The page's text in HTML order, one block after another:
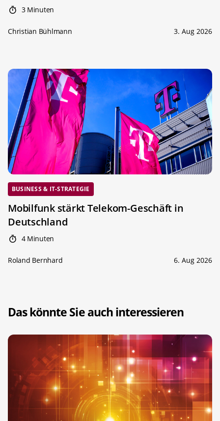
3 Minuten
Christian Bühlmann 3. Aug 2026
BUSINESS & IT-STRATEGIE
Mobilfunk stärkt Telekom-Geschäft in
Deutschland
4 Minuten
Roland Bernhard 6. Aug 2026
Das könnte Sie auch interessieren